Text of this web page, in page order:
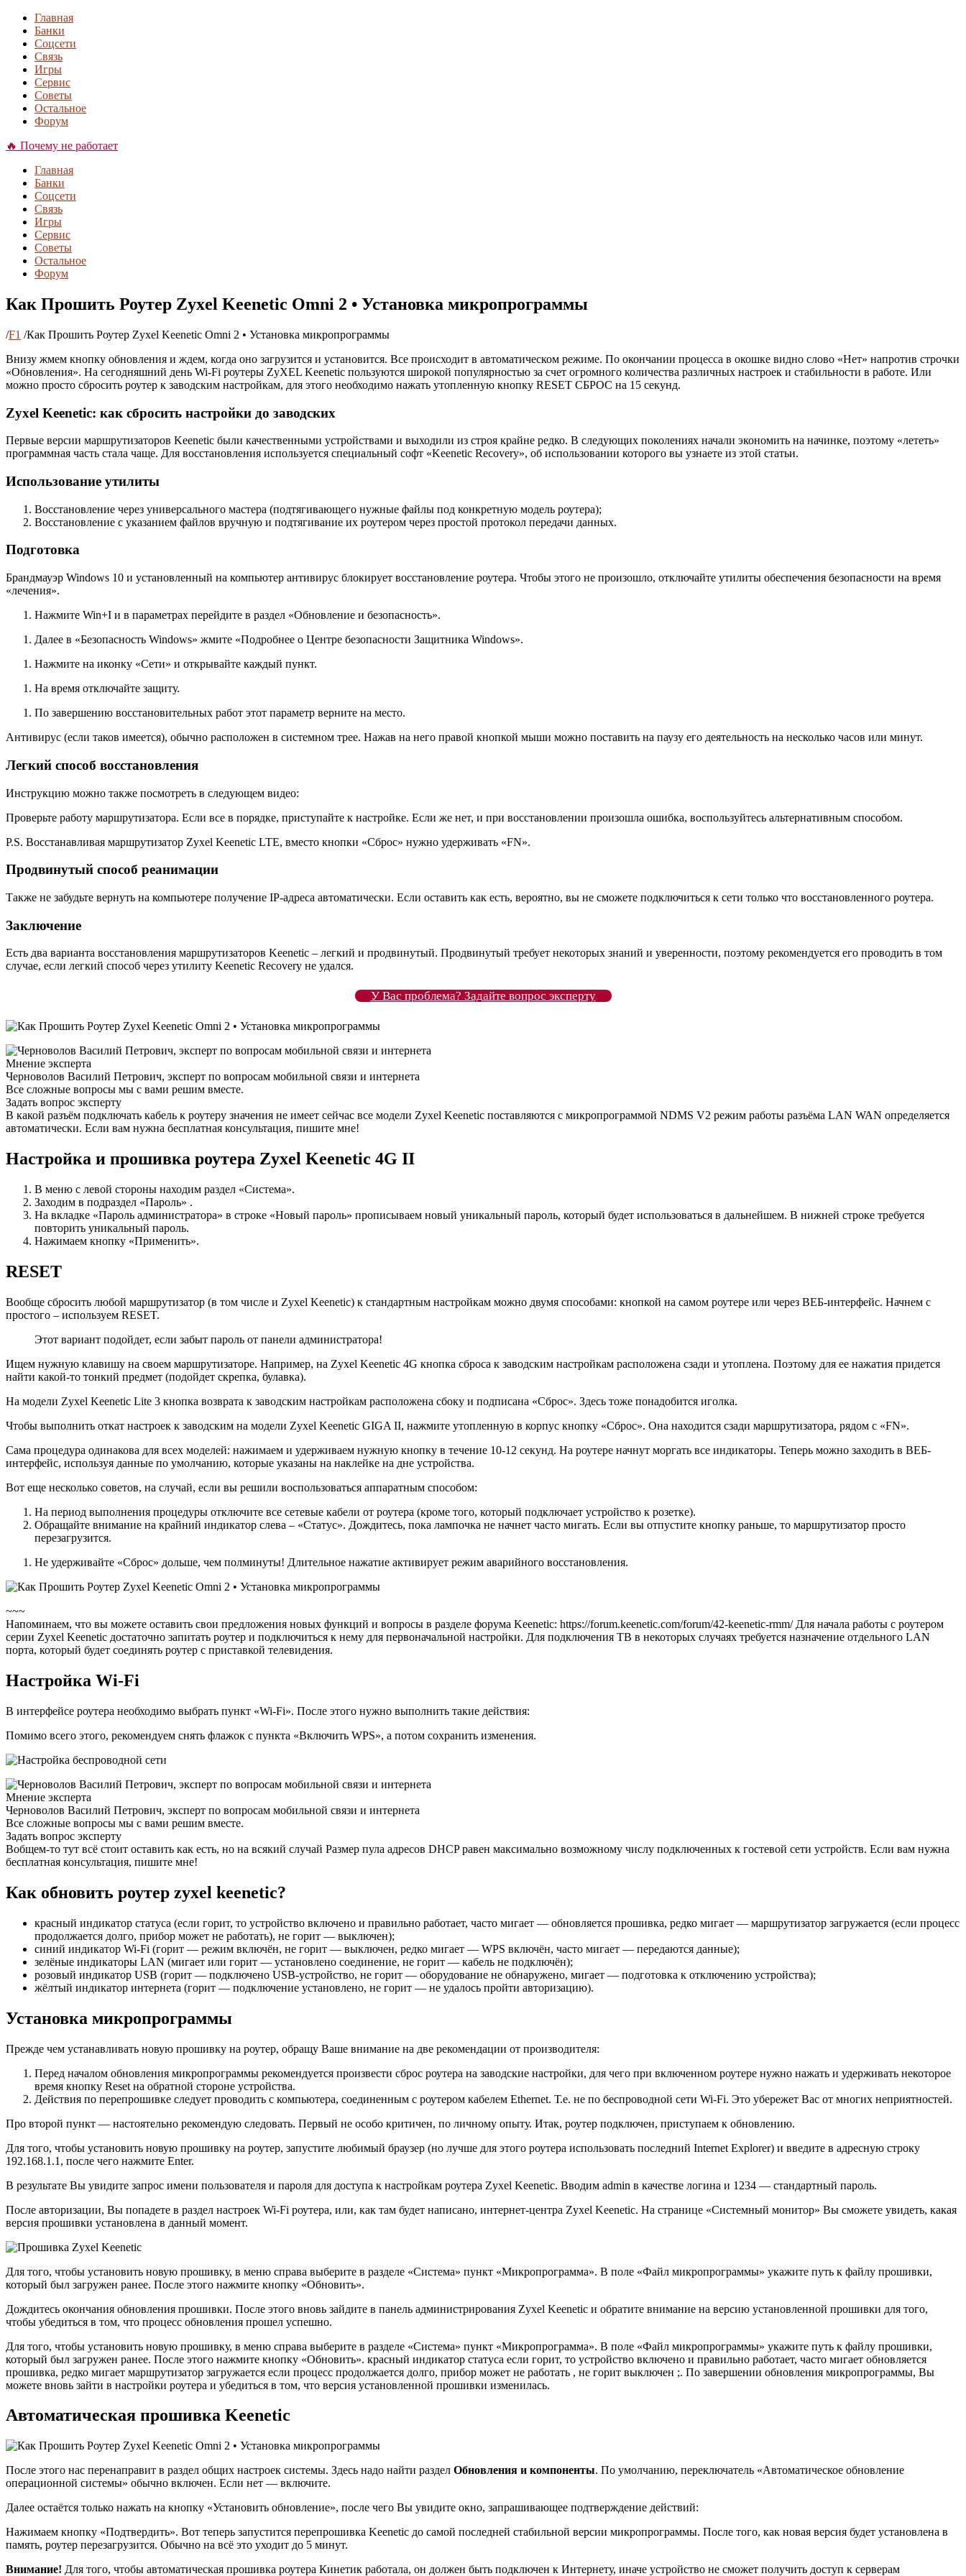
Главная
Банки
Соцсети
Связь
Игры
Сервис
Советы
Остальное
Форум
🔥 Почему не работает
Главная
Банки
Соцсети
Связь
Игры
Сервис
Советы
Остальное
Форум
Как Прошить Роутер Zyxel Keenetic Omni 2 • Установка микропрограммы
/F1 /Как Прошить Роутер Zyxel Keenetic Omni 2 • Установка микропрограммы
Внизу жмем кнопку обновления и ждем, когда оно загрузится и установится. Все происходит в автоматическом режиме. По окончании процесса в окошке видно слово «Нет» напротив строчки
«Обновления». На сегодняшний день Wi-Fi роутеры ZyXEL Keenetic пользуются широкой популярностью за счет огромного количества различных настроек и стабильности в работе. Или
можно просто сбросить роутер к заводским настройкам, для этого необходимо нажать утопленную кнопку RESET СБРОС на 15 секунд.
Zyxel Keenetic: как сбросить настройки до заводских
Первые версии маршрутизаторов Keenetic были качественными устройствами и выходили из строя крайне редко. В следующих поколениях начали экономить на начинке, поэтому «лететь»
программная часть стала чаще. Для восстановления используется специальный софт «Keenetic Recovery», об использовании которого вы узнаете из этой статьи.
Использование утилиты
Восстановление через универсального мастера (подтягивающего нужные файлы под конкретную модель роутера);
Восстановление с указанием файлов вручную и подтягивание их роутером через простой протокол передачи данных.
Подготовка
Брандмауэр Windows 10 и установленный на компьютер антивирус блокирует восстановление роутера. Чтобы этого не произошло, отключайте утилиты обеспечения безопасности на время
«лечения».
Нажмите Win+I и в параметрах перейдите в раздел «Обновление и безопасность».
Далее в «Безопасность Windows» жмите «Подробнее о Центре безопасности Защитника Windows».
Нажмите на иконку «Сети» и открывайте каждый пункт.
На время отключайте защиту.
По завершению восстановительных работ этот параметр верните на место.
Антивирус (если таков имеется), обычно расположен в системном трее. Нажав на него правой кнопкой мыши можно поставить на паузу его деятельность на несколько часов или минут.
Легкий способ восстановления
Инструкцию можно также посмотреть в следующем видео:
Проверьте работу маршрутизатора. Если все в порядке, приступайте к настройке. Если же нет, и при восстановлении произошла ошибка, воспользуйтесь альтернативным способом.
P.S. Восстанавливая маршрутизатор Zyxel Keenetic LTE, вместо кнопки «Сброс» нужно удерживать «FN».
Продвинутый способ реанимации
Также не забудьте вернуть на компьютере получение IP-адреса автоматически. Если оставить как есть, вероятно, вы не сможете подключиться к сети только что восстановленного роутера.
Заключение
Есть два варианта восстановления маршрутизаторов Keenetic – легкий и продвинутый. Продвинутый требует некоторых знаний и уверенности, поэтому рекомендуется его проводить в том
случае, если легкий способ через утилиту Keenetic Recovery не удался.
У Вас проблема? Задайте вопрос эксперту
Мнение эксперта
Черноволов Василий Петрович, эксперт по вопросам мобильной связи и интернета
Все сложные вопросы мы с вами решим вместе.
Задать вопрос эксперту
В какой разъём подключать кабель к роутеру значения не имеет сейчас все модели Zyxel Keenetic поставляются с микропрограммой NDMS V2 режим работы разъёма LAN WAN определяется
автоматически. Если вам нужна бесплатная консультация, пишите мне!
Настройка и прошивка роутера Zyxel Keenetic 4G II
В меню с левой стороны находим раздел «Система».
Заходим в подраздел «Пароль» .
На вкладке «Пароль администратора» в строке «Новый пароль» прописываем новый уникальный пароль, который будет использоваться в дальнейшем. В нижней строке требуется
повторить уникальный пароль.
Нажимаем кнопку «Применить».
RESET
Вообще сбросить любой маршрутизатор (в том числе и Zyxel Keenetic) к стандартным настройкам можно двумя способами: кнопкой на самом роутере или через ВЕБ-интерфейс. Начнем с
простого – используем RESET.
Этот вариант подойдет, если забыт пароль от панели администратора!
Ищем нужную клавишу на своем маршрутизаторе. Например, на Zyxel Keenetic 4G кнопка сброса к заводским настройкам расположена сзади и утоплена. Поэтому для ее нажатия придется
найти какой-то тонкий предмет (подойдет скрепка, булавка).
На модели Zyxel Keenetic Lite 3 кнопка возврата к заводским настройкам расположена сбоку и подписана «Сброс». Здесь тоже понадобится иголка.
Чтобы выполнить откат настроек к заводским на модели Zyxel Keenetic GIGA II, нажмите утопленную в корпус кнопку «Сброс». Она находится сзади маршрутизатора, рядом с «FN».
Сама процедура одинакова для всех моделей: нажимаем и удерживаем нужную кнопку в течение 10-12 секунд. На роутере начнут моргать все индикаторы. Теперь можно заходить в ВЕБ-
интерфейс, используя данные по умолчанию, которые указаны на наклейке на дне устройства.
Вот еще несколько советов, на случай, если вы решили воспользоваться аппаратным способом:
На период выполнения процедуры отключите все сетевые кабели от роутера (кроме того, который подключает устройство к розетке).
Обращайте внимание на крайний индикатор слева – «Статус». Дождитесь, пока лампочка не начнет часто мигать. Если вы отпустите кнопку раньше, то маршрутизатор просто
перезагрузится.
Не удерживайте «Сброс» дольше, чем полминуты! Длительное нажатие активирует режим аварийного восстановления.
~~~
Напоминаем, что вы можете оставить свои предложения новых функций и вопросы в разделе форума Keenetic: https://forum.keenetic.com/forum/42-keenetic-rmm/ Для начала работы с роутером
серии Zyxel Keenetic достаточно запитать роутер и подключиться к нему для первоначальной настройки. Для подключения ТВ в некоторых случаях требуется назначение отдельного LAN
порта, который будет соединять роутер с приставкой телевидения.
Настройка Wi-Fi
В интерфейсе роутера необходимо выбрать пункт «Wi-Fi». После этого нужно выполнить такие действия:
Помимо всего этого, рекомендуем снять флажок с пункта «Включить WPS», а потом сохранить изменения.
Мнение эксперта
Черноволов Василий Петрович, эксперт по вопросам мобильной связи и интернета
Все сложные вопросы мы с вами решим вместе.
Задать вопрос эксперту
Вобщем-то тут всё стоит оставить как есть, но на всякий случай Размер пула адресов DHCP равен максимально возможному числу подключенных к гостевой сети устройств. Если вам нужна
бесплатная консультация, пишите мне!
Как обновить роутер zyxel keenetic?
красный индикатор статуса (если горит, то устройство включено и правильно работает, часто мигает — обновляется прошивка, редко мигает — маршрутизатор загружается (если процесс
продолжается долго, прибор может не работать), не горит — выключен);
синий индикатор Wi-Fi (горит — режим включён, не горит — выключен, редко мигает — WPS включён, часто мигает — передаются данные);
зелёные индикаторы LAN (мигает или горит — установлено соединение, не горит — кабель не подключён);
розовый индикатор USB (горит — подключено USB-устройство, не горит — оборудование не обнаружено, мигает — подготовка к отключению устройства);
жёлтый индикатор интернета (горит — подключение установлено, не горит — не удалось пройти авторизацию).
Установка микропрограммы
Прежде чем устанавливать новую прошивку на роутер, обращу Ваше внимание на две рекомендации от производителя:
Перед началом обновления микропрограммы рекомендуется произвести сброс роутера на заводские настройки, для чего при включенном роутере нужно нажать и удерживать некоторое
время кнопку Reset на обратной стороне устройства.
Действия по перепрошивке следует проводить с компьютера, соединенным с роутером кабелем Ethernet. Т.е. не по беспроводной сети Wi-Fi. Это убережет Вас от многих неприятностей.
Про второй пункт — настоятельно рекомендую следовать. Первый не особо критичен, по личному опыту. Итак, роутер подключен, приступаем к обновлению.
Для того, чтобы установить новую прошивку на роутер, запустите любимый браузер (но лучше для этого роутера использовать последний Internet Explorer) и введите в адресную строку
192.168.1.1, после чего нажмите Enter.
В результате Вы увидите запрос имени пользователя и пароля для доступа к настройкам роутера Zyxel Keenetic. Вводим admin в качестве логина и 1234 — стандартный пароль.
После авторизации, Вы попадете в раздел настроек Wi-Fi роутера, или, как там будет написано, интернет-центра Zyxel Keenetic. На странице «Системный монитор» Вы сможете увидеть, какая
версия прошивки установлена в данный момент.
Для того, чтобы установить новую прошивку, в меню справа выберите в разделе «Система» пункт «Микропрограмма». В поле «Файл микропрограммы» укажите путь к файлу прошивки,
который был загружен ранее. После этого нажмите кнопку «Обновить».
Дождитесь окончания обновления прошивки. После этого вновь зайдите в панель администрирования Zyxel Keenetic и обратите внимание на версию установленной прошивки для того,
чтобы убедиться в том, что процесс обновления прошел успешно.
Для того, чтобы установить новую прошивку, в меню справа выберите в разделе «Система» пункт «Микропрограмма». В поле «Файл микропрограммы» укажите путь к файлу прошивки,
который был загружен ранее. После этого нажмите кнопку «Обновить». красный индикатор статуса если горит, то устройство включено и правильно работает, часто мигает обновляется
прошивка, редко мигает маршрутизатор загружается если процесс продолжается долго, прибор может не работать , не горит выключен ;. По завершении обновления микропрограммы, Вы
можете вновь зайти в настройки роутера и убедиться в том, что версия установленной прошивки изменилась.
Автоматическая прошивка Keenetic
После этого нас перенаправит в раздел общих настроек системы. Здесь надо найти раздел Обновления и компоненты. По умолчанию, переключатель «Автоматическое обновление
операционной системы» обычно включен. Если нет — включите.
Далее остаётся только нажать на кнопку «Установить обновление», после чего Вы увидите окно, запрашивающее подтверждение действий:
Нажимаем кнопку «Подтвердить». Вот теперь запустится перепрошивка Keenetic до самой последней стабильной версии микропрограммы. После того, как новая версия будет установлена в
память, роутер перезагрузится. Обычно на всё это уходит до 5 минут.
Внимание! Для того, чтобы автоматическая прошивка роутера Кинетик работала, он должен быть подключен к Интернету, иначе устройство не сможет получить доступ к серверам